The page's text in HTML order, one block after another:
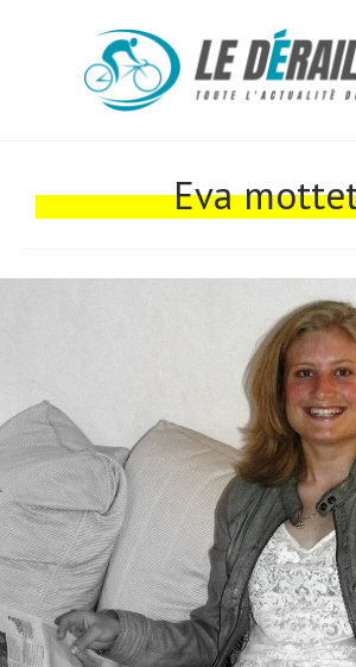
Eva
Technologies
Tendances
Tous nos articles
À propos